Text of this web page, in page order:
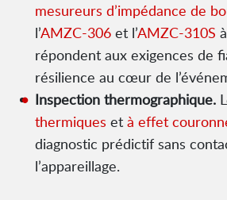
mesureurs d’impédance de
l’AMZC-306 et l’AMZC-310S
répondent aux exigences de
résilience au cœur de
Inspection thermographique.
thermiques et à effet
diagnostic prédictif sans
l’appareillage.